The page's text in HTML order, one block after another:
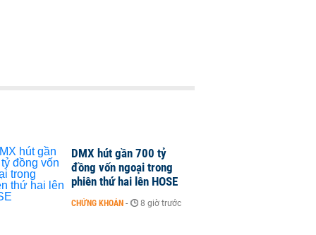
DMX hút gần 700 tỷ
đồng vốn ngoại trong
phiên thứ hai lên HOSE
CHỨNG KHOÁN - 8 giờ trước